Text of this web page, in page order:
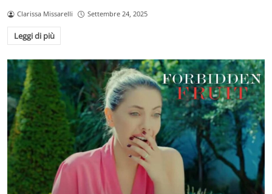
Clarissa Missarelli Settembre 24, 2025
Leggi di più